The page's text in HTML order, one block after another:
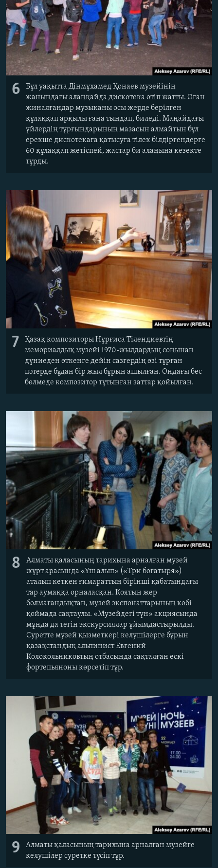
6
Бұл уақытта Дінмұхамед Қонаев музейінің
жанындағы алаңқайда дискотека өтіп жатты. Оған
жиналғандар музыканы осы жерде берілген
құлаққап арқылы ғана тыңдап, биледі. Маңайдағы
үйлердің тұрғындарының мазасын алмайтын бұл
ерекше дискотекаға қатысуға тілек білдіргендерге
60 құлаққап жетіспей, жастар би алаңына кезекте
тұрды.
7
Қазақ композиторы Нұрғиса Тілендиевтің
мемориалдық музейі 1970-жылдардың соңынан
дүниеден өткенге дейін сазгердің өзі тұрған
пәтерде бұдан бір жыл бұрын ашылған. Ондағы бес
бөлмеде композитор тұтынған заттар қойылған.
8
Алматы қаласының тарихына арналған музей
жұрт арасында «Үш алып» («Три богатыря»)
аталып кеткен ғимараттың бірінші қабатындағы
тар аумаққа орналасқан. Қоятын жер
болмағандықтан, музей экспонаттарының көбі
қоймада сақтаулы. «Музейдегі түн» акциясында
мұнда да тегін экскурсиялар ұйымдастырылды.
Суретте музей қызметкері келушілерге бұрын
қазақстандық альпинист Евгений
Колокольниковтың отбасында сақталған ескі
фортепьяноны көрсетіп тұр.
9
Алматы қаласының тарихына арналған музейге
келушілер суретке түсіп тұр.